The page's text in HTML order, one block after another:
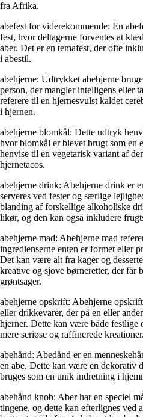
fra Afrika.
abefest for viderekommende: En
fest, hvor deltagerne forventes at
aber. Det er en temafest, der ofte
i abestil.
abehjerne: Udtrykket abehjerne
person, der mangler intelligens eller
referere til en hjernesvulst kaldet
i hjernen.
abehjerne blomkål: Dette udtryk
hvor blomkål er blevet brugt som en
henvise til en vegetarisk variant af
hjernetacos.
abehjerne drink: Abehjerne drink er
serveres ved fester og særlige
blanding af forskellige alkoholiske
likør, og den kan også inkludere
abehjerne mad: Abehjerne mad
ingredienserne enten er formet eller
Det kan være alt fra kager og
kreative og sjove børneretter, der får
grøntsager.
abehjerne opskrift: Abehjerne
eller drikkevarer, der på en eller
hjerner. Dette kan være både
mere seriøse og raffinerede kreationer.
abehånd: Abedånd er en
en abe. Dette kan være en dekorativ
bruges som en unik indretning i
abehånd knob: Aber har en speciel
tingene, og dette kan efterlignes ved